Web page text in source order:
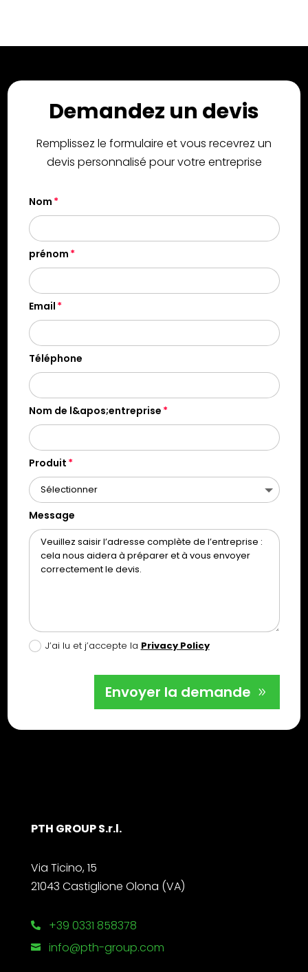
Demandez un devis
Remplissez le formulaire et vous recevrez un
devis personnalisé pour votre entreprise
Nom
prénom
Email
Téléphone
Nom de l&apos;entreprise
Produit
Message
J’ai lu et j’accepte la Privacy Policy
Envoyer la demande
PTH GROUP S.r.l.
Via Ticino, 15
21043 Castiglione Olona (VA)
 +39 0331 858378
 info@pth-group.com